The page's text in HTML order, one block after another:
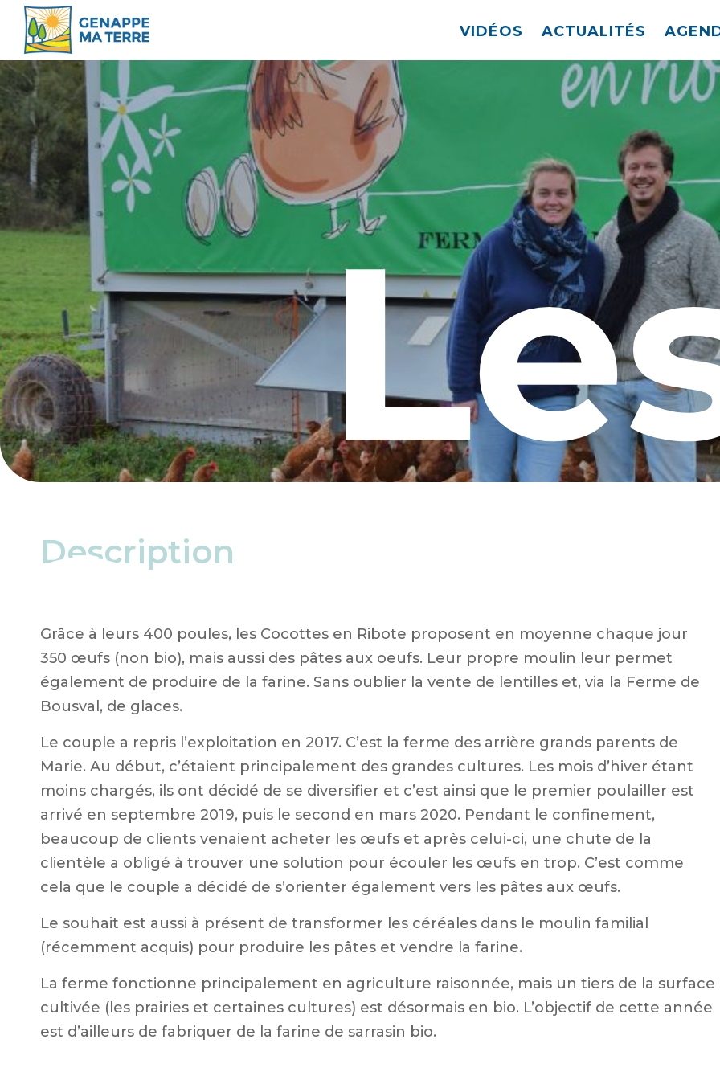
VIDÉOS ACTUALITÉS
en
Description
Grâce à leurs 400 poules, les Cocottes en Ribote proposent en moyenne chaque jour
350 œufs (non bio), mais aussi des pâtes aux oeufs. Leur propre moulin leur permet
également de produire de la farine. Sans oublier la vente de lentilles et, via la Ferme de
Bousval, de glaces.
Le couple a repris l’exploitation en 2017. C’est la ferme des arrière grands parents de
Marie. Au début, c’étaient principalement des grandes cultures. Les mois d’hiver étant
moins chargés, ils ont décidé de se diversifier et c’est ainsi que le premier poulailler est
arrivé en septembre 2019, puis le second en mars 2020. Pendant le confinement,
beaucoup de clients venaient acheter les œufs et après celui-ci, une chute de la
clientèle a obligé à trouver une solution pour écouler les œufs en trop. C’est comme
cela que le couple a décidé de s’orienter également vers les pâtes aux œufs.
Le souhait est aussi à présent de transformer les céréales dans le moulin familial
(récemment acquis) pour produire les pâtes et vendre la farine.
La ferme fonctionne principalement en agriculture raisonnée, mais un tiers de la surface
cultivée (les prairies et certaines cultures) est désormais en bio. L’objectif de cette année
est d’ailleurs de fabriquer de la farine de sarrasin bio.